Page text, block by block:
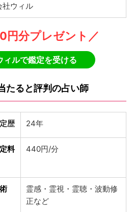
社ウィル
円分プレゼント／
ィルで鑑定を受ける
たると評判の占い師
歴 24年
料
440円/分
霊感・霊視・霊聴・波動修
正など